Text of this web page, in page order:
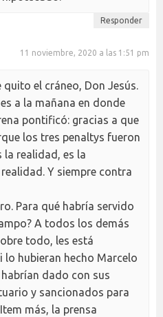
Responder
11 noviembre, 2020 a las 1:51 pm
quito el cráneo, Don Jesús.
a la mañana en donde
pontificó: gracias a que
los tres penaltys fueron
la realidad, es la
Y siempre contra
Para qué habría servido
A todos los demás
todo, les está
lo hubieran hecho Marcelo
dado con sus
y sancionados para
más, la prensa